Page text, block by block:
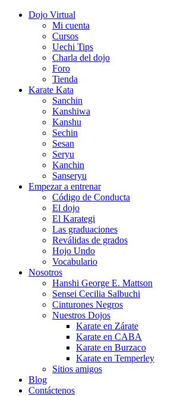
Dojo Virtual
Mi cuenta
Cursos
Uechi Tips
Charla del dojo
Foro
Tienda
Karate Kata
Sanchin
Kanshiwa
Kanshu
Sechin
Sesan
Seryu
Kanchin
Sanseryu
Empezar a entrenar
Código de Conducta
El dojo
El Karategi
Las graduaciones
Reválidas de grados
Hojo Undo
Vocabulario
Nosotros
Hanshi George E. Mattson
Sensei Cecilia Salbuchi
Cinturones Negros
Nuestros Dojos
Karate en Zárate
Karate en CABA
Karate en Burzaco
Karate en Temperley
Sitios amigos
Blog
Contáctenos